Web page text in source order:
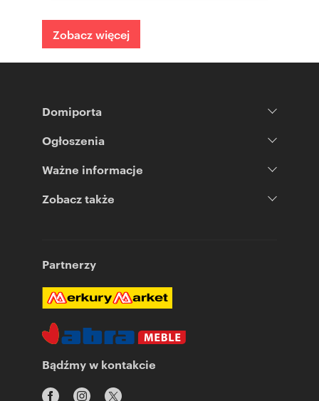
Zobacz więcej
Domiporta
Ogłoszenia
Ważne informacje
Zobacz także
Partnerzy
Bądźmy w kontakcie